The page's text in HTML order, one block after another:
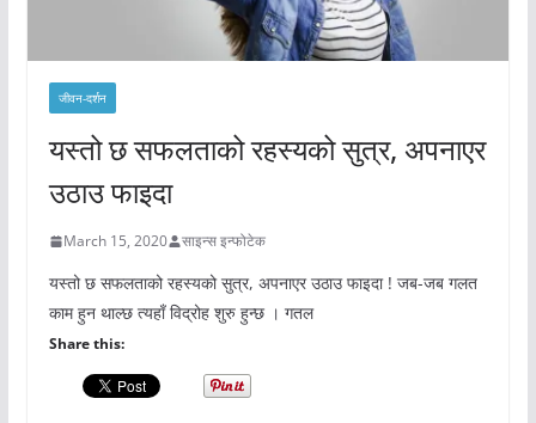
जीवन-दर्शन
यस्तो छ सफलताको रहस्यको सुत्र, अपनाएर
उठाउ फाइदा
March 15, 2020 साइन्स इन्फोटेक
यस्तो छ सफलताको रहस्यको सुत्र, अपनाएर उठाउ फाइदा ! जब-जब गलत
काम हुन थाल्छ त्यहाँ विद्रोह शुरु हुन्छ । गतल
Share this: